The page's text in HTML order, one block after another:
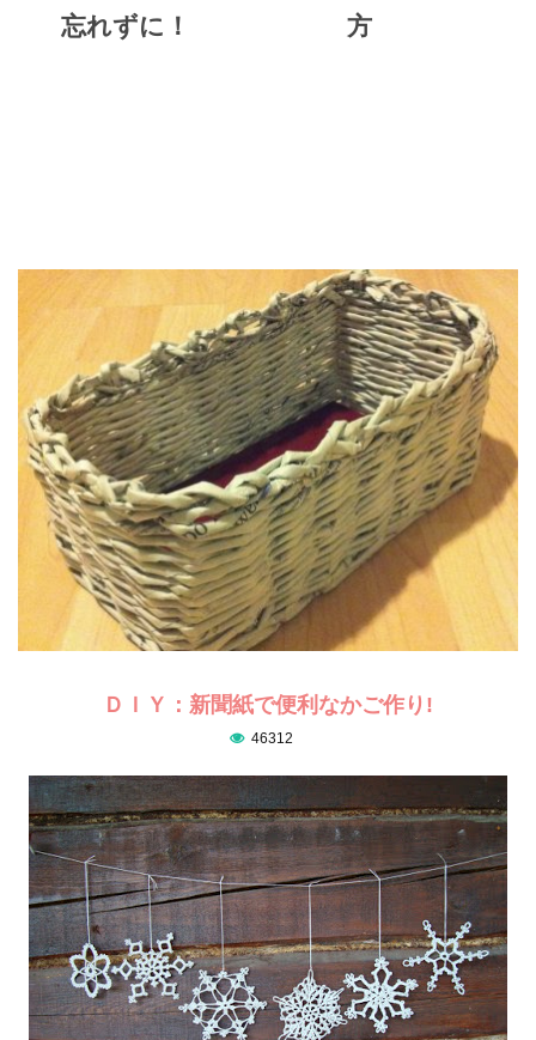
忘れずに！
方
ＤＩＹ：新聞紙で便利なかご作り!
46312